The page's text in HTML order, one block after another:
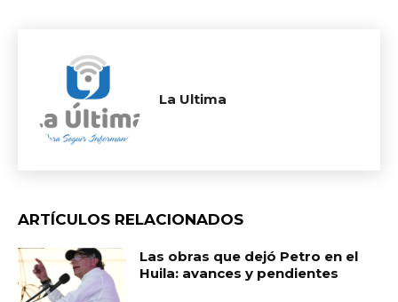
La Ultima
ARTÍCULOS RELACIONADOS
Las obras que dejó Petro en el
Huila: avances y pendientes